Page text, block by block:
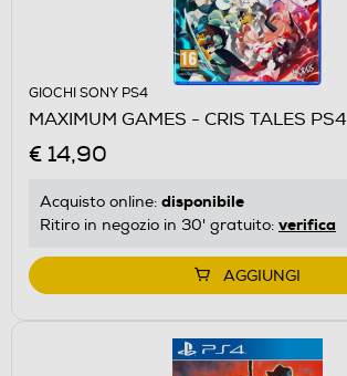
GIOCHI SONY PS4
MAXIMUM GAMES - CRIS TALES PS4
€ 14,90
Acquisto online: disponibile
Ritiro in negozio in 30' gratuito: verifica
AGGIUNGI